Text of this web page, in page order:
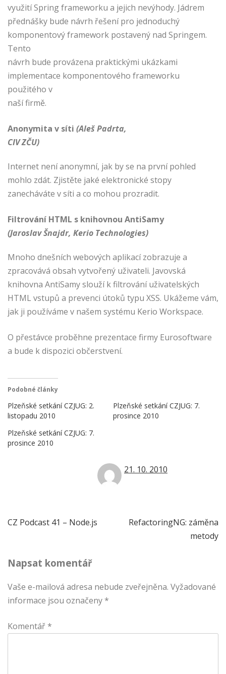
využití Spring frameworku a jejich nevýhody. Jádrem
přednášky bude návrh řešení pro jednoduchý
komponentový framework postavený nad Springem.
Tento
návrh bude provázena praktickými ukázkami
implementace komponentového frameworku
použitého v
naší firmě.
Anonymita v síti (Aleš Padrta,
CIV ZČU)
Internet není anonymní, jak by se na první pohled
mohlo zdát. Zjistěte jaké elektronické stopy
zanecháváte v síti a co mohou prozradit.
Filtrování HTML s knihovnou AntiSamy
(Jaroslav Šnajdr, Kerio Technologies)
Mnoho dnešních webových aplikací zobrazuje a
zpracovává obsah vytvořený uživateli. Javovská
knihovna AntiSamy slouží k filtrování uživatelských
HTML vstupů a prevenci útoků typu XSS. Ukážeme vám,
jak ji používáme v našem systému Kerio Workspace.
O přestávce proběhne prezentace firmy Eurosoftware
a bude k dispozici občerstvení.
Podobné články
Plzeňské setkání CZJUG: 2.
listopadu 2010
Plzeňské setkání CZJUG: 7.
prosince 2010
Plzeňské setkání CZJUG: 7.
prosince 2010
21. 10. 2010
Navigace
příspěvek
CZ Podcast 41 – Node.js
RefactoringNG: záměna
metody
Napsat komentář
Vaše e-mailová adresa nebude zveřejněna. Vyžadované
informace jsou označeny *
Komentář *